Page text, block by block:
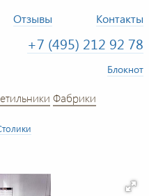
Отзывы Контакты
+7 (495) 212 92 78
Блокнот
Фабрики